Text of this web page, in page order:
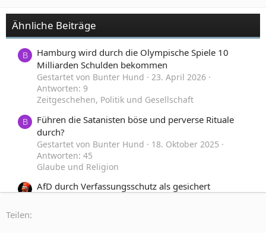
Ähnliche Beiträge
B
Hamburg wird durch die Olympische Spiele 10
Milliarden Schulden bekommen
Gestartet von Bunter Hund
23. April 2026
Antworten: 9
Zeitgeschehen, Politik und Gesellschaft
B
Führen die Satanisten böse und perverse Rituale
durch?
Gestartet von Bunter Hund
18. Oktober 2025
Antworten: 45
Glaube und Religion
AfD durch Verfassungsschutz als gesichert
Teilen: